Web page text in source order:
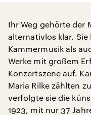
Ihr Weg gehörte der
alternativlos klar.
Kammermusik als
Werke mit großem
Konzertszene auf.
Maria Rilke zählten
verfolgte sie die
1923, mit nur 37